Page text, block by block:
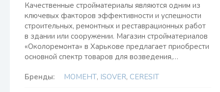
Качественные стройматериалы являются одним из
ключевых факторов эффективности и успешности
строительных, ремонтных и реставрационных работ
в здании или сооружении. Магазин стройматериалов
«Околоремонта» в Харькове предлагает приобрести
основной спектр товаров для возведения,…
Бренды: МОМЕНТ, ISOVER, CERESIT